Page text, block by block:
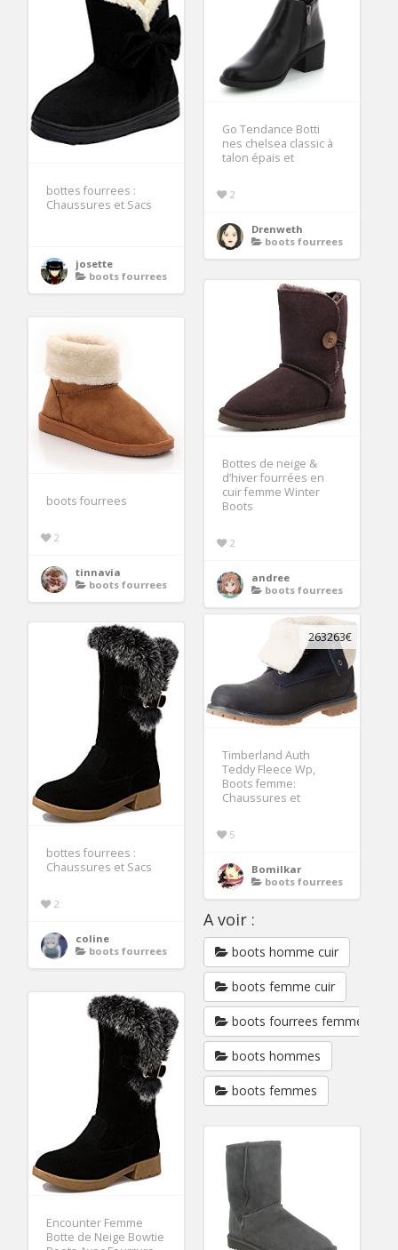
Go Tendance Botti
nes chelsea classic à
talon épais et
2
Drenweth
boots fourrees
bottes fourrees :
Chaussures et Sacs
josette
boots fourrees
Bottes de neige &
d’hiver fourrées en
cuir femme Winter
Boots
2
andree
boots fourrees
boots fourrees
2
tinnavia
boots fourrees
263263€
Timberland Auth
Teddy Fleece Wp,
Boots femme:
Chaussures et
5
Bomilkar
boots fourrees
bottes fourrees :
Chaussures et Sacs
2
coline
boots fourrees
A voir :
boots homme cuir
boots femme cuir
boots fourrees femme
boots hommes
boots femmes
Encounter Femme
Botte de Neige Bowtie